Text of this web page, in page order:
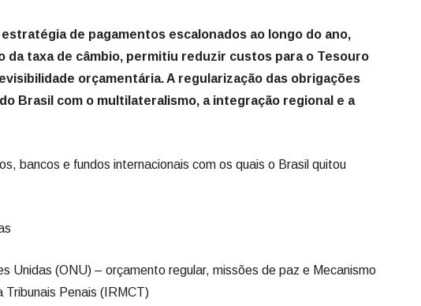
de pagamentos escalonados ao longo do ano,
da taxa de câmbio, permitiu reduzir custos para o Tesouro
orçamentária. A regularização das obrigações
Brasil com o multilateralismo, a integração regional e a
bancos e fundos internacionais com os quais o Brasil quitou
Unidas (ONU) – orçamento regular, missões de paz e Mecanismo
Tribunais Penais (IRMCT)